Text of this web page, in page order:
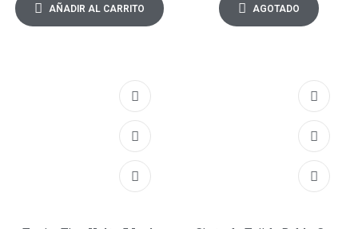
AÑADIR AL CARRITO AGOTADO